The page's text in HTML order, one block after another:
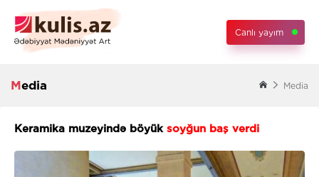
Canlı yayım
Media Media
Keramika muzeyində böyük soyğun baş verdi